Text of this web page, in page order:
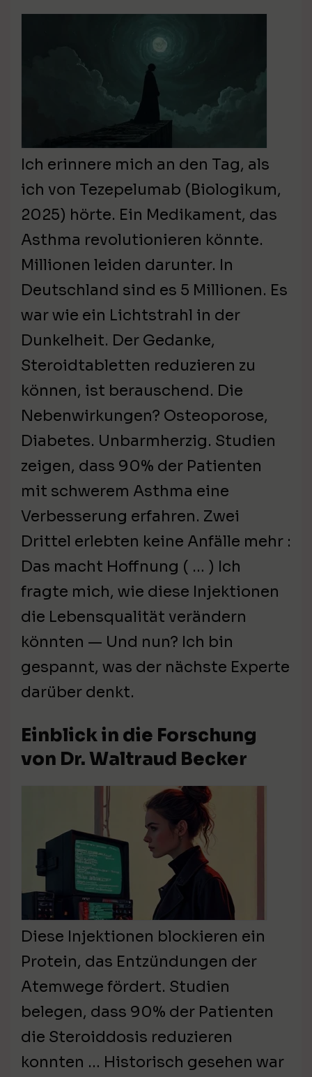
Ich erinnere mich an den Tag, als
ich von Tezepelumab (Biologikum,
2025) hörte. Ein Medikament, das
Asthma revolutionieren könnte.
Millionen leiden darunter. In
Deutschland sind es 5 Millionen. Es
war wie ein Lichtstrahl in der
Dunkelheit. Der Gedanke,
Steroidtabletten reduzieren zu
können, ist berauschend. Die
Nebenwirkungen? Osteoporose,
Diabetes. Unbarmherzig. Studien
zeigen, dass 90% der Patienten
mit schwerem Asthma eine
Verbesserung erfahren. Zwei
Drittel erlebten keine Anfälle mehr :
Das macht Hoffnung ( … ) Ich
fragte mich, wie diese Injektionen
die Lebensqualität verändern
könnten — Und nun? Ich bin
gespannt, was der nächste Experte
darüber denkt.
Einblick in die Forschung
von Dr. Waltraud Becker
Diese Injektionen blockieren ein
Protein, das Entzündungen der
Atemwege fördert. Studien
belegen, dass 90% der Patienten
die Steroiddosis reduzieren
konnten … Historisch gesehen war